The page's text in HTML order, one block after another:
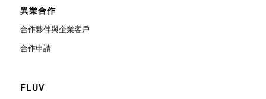
異業合作
合作夥伴與企業客戶
合作申請
FLUV